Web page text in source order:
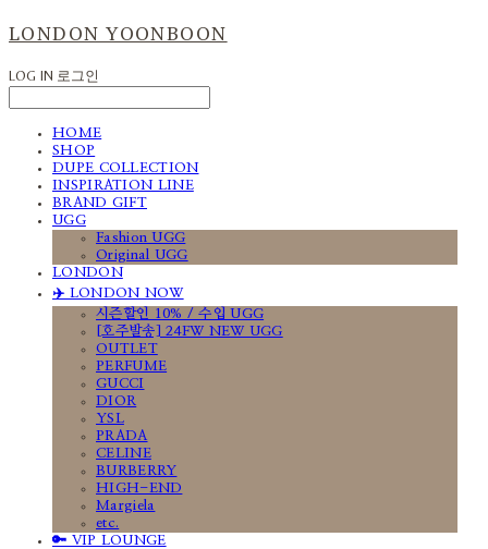
LONDON YOONBOON
LOG IN 로그인
HOME
SHOP
DUPE COLLECTION
INSPIRATION LINE
BRAND GIFT
UGG
Fashion UGG
Original UGG
LONDON
✈️ LONDON NOW
시즌할인 10% / 수입 UGG
[호주발송] 24FW NEW UGG
OUTLET
PERFUME
GUCCI
DIOR
YSL
PRADA
CELINE
BURBERRY
HIGH-END
Margiela
etc.
🔑 VIP LOUNGE